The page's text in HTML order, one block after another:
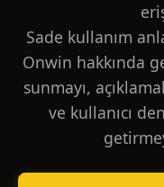
Sade kullanım
Onwin hakkında
sunmayı,
ve kullanıcı